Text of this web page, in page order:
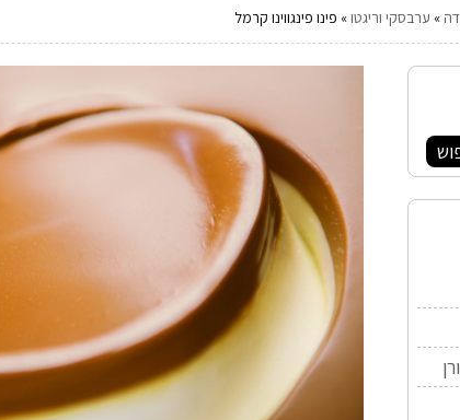
» ערבסקי וריגטו» פינו פינגווינו קרמל